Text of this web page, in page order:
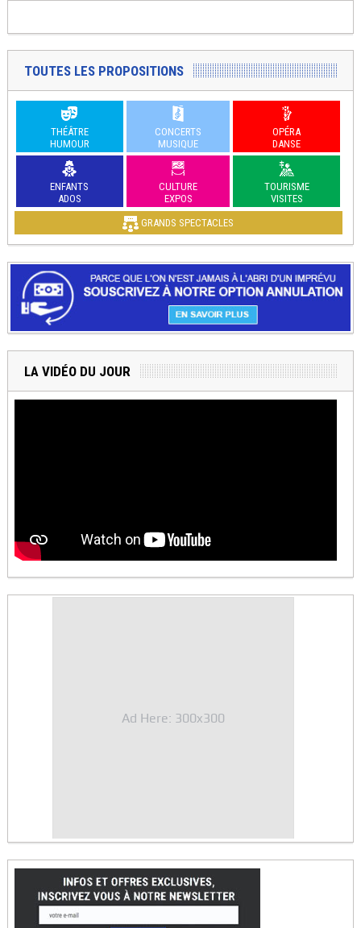
TOUTES LES PROPOSITIONS
THÉÂTRE
HUMOUR
CONCERTS
MUSIQUE
OPÉRA
DANSE
ENFANTS
ADOS
CULTURE
EXPOS
TOURISME
VISITES
GRANDS SPECTACLES
LA VIDÉO DU JOUR
Ad Here: 300x300